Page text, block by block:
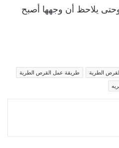
يلاحظ أن وجهها أصبح
الطرية
طريقة عمل القرص الطرية